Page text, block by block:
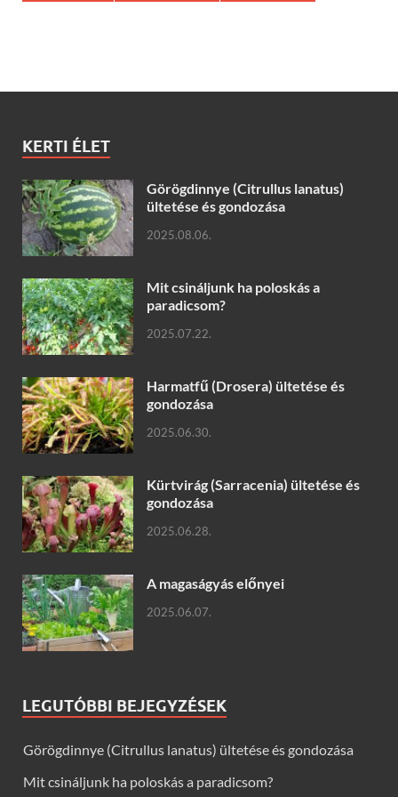
KERTI ÉLET
Görögdinnye (Citrullus lanatus)
ültetése és gondozása
2025.08.06.
Mit csináljunk ha poloskás a
paradicsom?
2025.07.22.
Harmatfű (Drosera) ültetése és
gondozása
2025.06.30.
Kürtvirág (Sarracenia) ültetése és
gondozása
2025.06.28.
A magaságyás előnyei
2025.06.07.
LEGUTÓBBI BEJEGYZÉSEK
Görögdinnye (Citrullus lanatus) ültetése és gondozása
Mit csináljunk ha poloskás a paradicsom?